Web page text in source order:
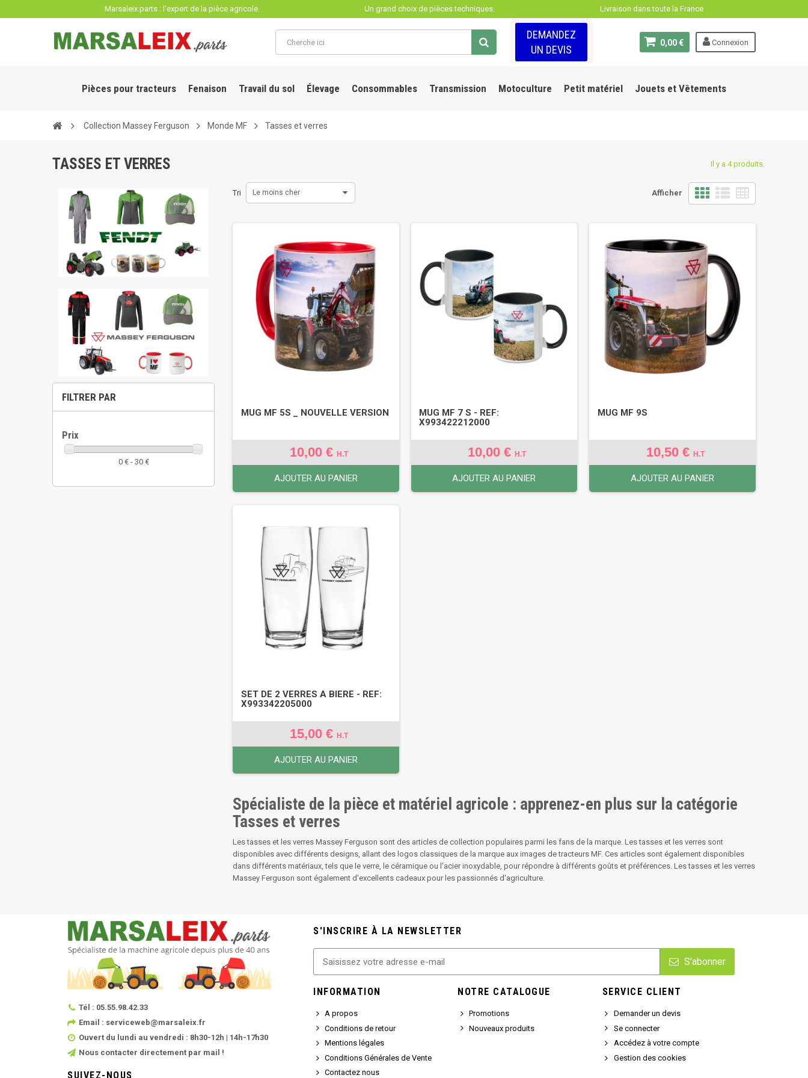
Marsaleix.parts : l'expert de la pièce agricole. Un grand choix de pièces techniques. Livraison dans toute la France
Connexion
0,00 €
DEMANDEZ
UN DEVIS
Pièces pour tracteurs Fenaison Travail du sol Élevage Consommables Transmission Motoculture Petit matériel Jouets et Vêtements
Collection Massey Ferguson Monde MF Tasses et verres
TASSES ET VERRES Il y a 4 produits.
FILTRER PAR
Prix
0 € - 30 €
Afficher
Tri Le moins cher
MUG MF 5S _ NOUVELLE VERSION
10,00 € H.T
AJOUTER AU PANIER
MUG MF 7 S - REF:
X993422212000
10,00 €H.T
AJOUTER AU PANIER
MUG MF 9S
10,50 €H.T
AJOUTER AU PANIER
SET DE 2 VERRES A BIERE - REF:
X993342205000
15,00 € H.T
AJOUTER AU PANIER
Spécialiste de la pièce et matériel agricole : apprenez-en plus sur la catégorie
Tasses et verres
Les tasses et les verres Massey Ferguson sont des articles de collection populaires parmi les fans de la marque. Les tasses et les verres sont
disponibles avec différents designs, allant des logos classiques de la marque aux images de tracteurs MF. Ces articles sont également disponibles
dans différents matériaux, tels que le verre, le céramique ou l'acier inoxydable, pour répondre à différents goûts et préférences. Les tasses et les verres
Massey Ferguson sont également d'excellents cadeaux pour les passionnés d'agriculture.
Tél : 05.55.98.42.33
Email : serviceweb@marsaleix.fr
Ouvert du lundi au vendredi : 8h30-12h | 14h-17h30
Nous contacter directement par mail !
SUIVEZ-NOUS
S'INSCRIRE À LA NEWSLETTER
S'abonner
INFORMATION
A propos
Conditions de retour
Mentions légales
Conditions Générales de Vente
Contactez nous
NOTRE CATALOGUE
Promotions
Nouveaux produits
SERVICE CLIENT
Demander un devis
Se connecter
Accédez à votre compte
Gestion des cookies
Panneau de gestion des cookies